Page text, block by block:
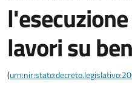
lavori su
(